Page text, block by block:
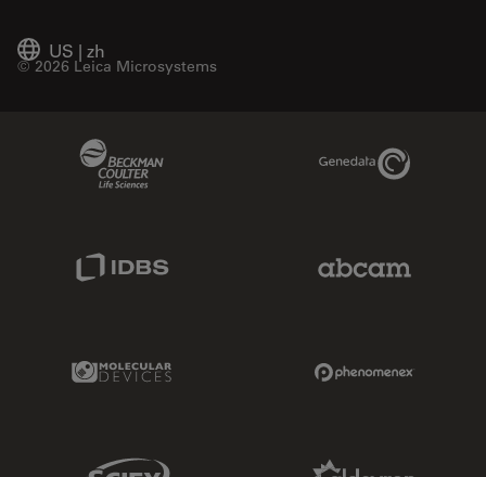
US | zh
© 2026 Leica Microsystems
Genedata Link
IDBS Link
Molecular Devices Link
Sciex Link